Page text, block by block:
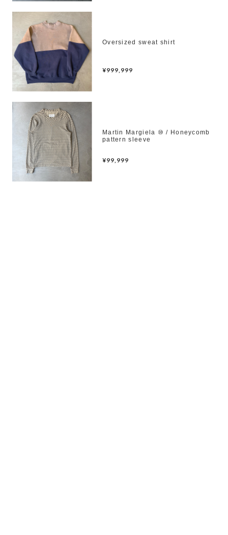
Oversized sweat shirt
¥999,999
Martin Margiela ⑩ / Honeycomb
pattern sleeve
¥99,999